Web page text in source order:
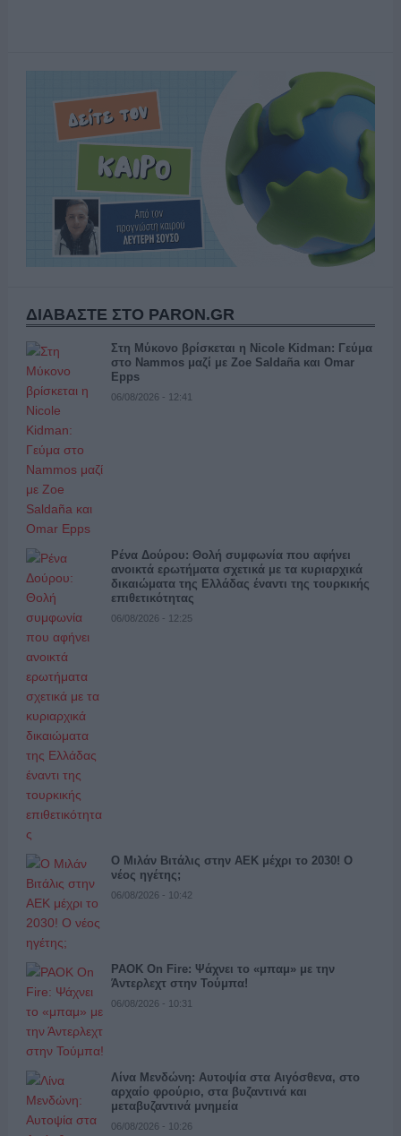
ΔΙΑΒΑΣΤΕ ΣΤΟ PARON.GR
Στη Μύκονο βρίσκεται η Nicole Kidman: Γεύμα
στο Nammos μαζί με Zoe Saldaña και Omar
Epps
06/08/2026 - 12:41
Ρένα Δούρου: Θολή συμφωνία που αφήνει
ανοικτά ερωτήματα σχετικά με τα κυριαρχικά
δικαιώματα της Ελλάδας έναντι της τουρκικής
επιθετικότητας
06/08/2026 - 12:25
Ο Μιλάν Βιτάλις στην ΑΕΚ μέχρι το 2030! Ο
νέος ηγέτης;
06/08/2026 - 10:42
PAOK On Fire: Ψάχνει το «μπαμ» με την
Άντερλεχτ στην Τούμπα!
06/08/2026 - 10:31
Λίνα Μενδώνη: Αυτοψία στα Αιγόσθενα, στο
αρχαίο φρούριο, στα βυζαντινά και
μεταβυζαντινά μνημεία
06/08/2026 - 10:26